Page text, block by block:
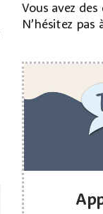
Vous avez
N’hésitez